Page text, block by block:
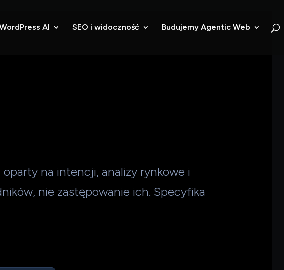
WordPress AI SEO i widoczność Budujemy Agentic Web
na intencji, analizy rynkowe i
nie zastępowanie ich. Specyfika